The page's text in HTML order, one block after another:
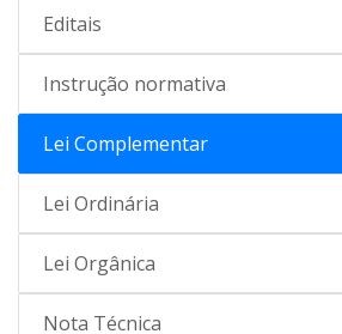
Editais
Instrução normativa
Lei Complementar
Lei Ordinária
Lei Orgânica
Nota Técnica